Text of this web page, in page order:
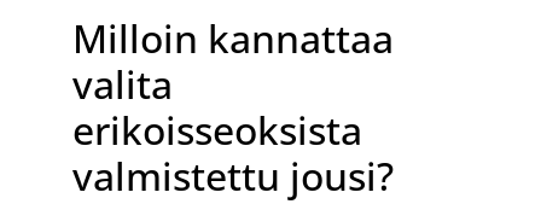
Milloin kannattaa
valita
erikoisseoksista
valmistettu jousi?